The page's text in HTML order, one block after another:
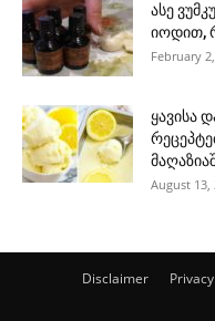
ასე
იოდით,
February
ყავისა
August 13,
Disclaimer Privacy